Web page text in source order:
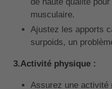
musculaire.
Ajustez les apports
surpoids, un
3.Activité physique :
Assurez une activité